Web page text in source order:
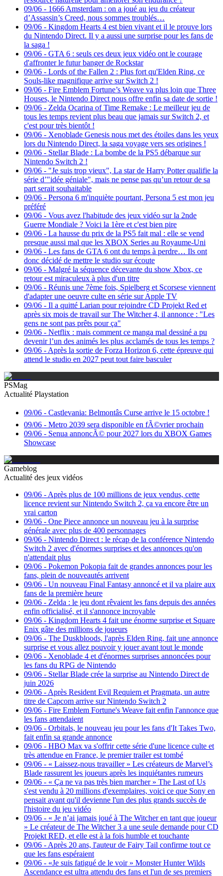
09/06 - 1666 Amsterdam : on a joué au jeu du créateur
d’Assassin’s Creed, nous sommes troublés…
09/06 - Kingdom Hearts 4 est bien vivant et il le prouve lors
du Nintendo Direct. Il y a aussi une surprise pour les fans de
la saga !
09/06 - GTA 6 : seuls ces deux jeux vidéo ont le courage
d'affronter le futur banger de Rockstar
09/06 - Lords of the Fallen 2 : Plus fort qu'Elden Ring, ce
Souls-like magnifique arrive sur Switch 2 !
09/06 - Fire Emblem Fortune’s Weave va plus loin que Three
Houses, le Nintendo Direct nous offre enfin sa date de sortie !
09/06 - Zelda Ocarina of Time Remake : Le meilleur jeu de
tous les temps revient plus beau que jamais sur Switch 2, et
c'est pour très bientôt !
09/06 - Xenoblade Genesis nous met des étoiles dans les yeux
lors du Nintendo Direct, la saga voyage vers ses origines !
09/06 - Stellar Blade : La bombe de la PS5 débarque sur
Nintendo Switch 2 !
09/06 - "Je suis trop vieux", La star de Harry Potter qualifie la
série d’"idée géniale", mais ne pense pas qu’un retour de sa
part serait souhaitable
09/06 - Persona 6 m'inquiète pourtant, Persona 5 est mon jeu
préféré
09/06 - Vous avez l'habitude des jeux vidéo sur la 2nde
Guerre Mondiale ? Voici la 1ère et c'est bien pire
09/06 - La hausse du prix de la PS5 fait mal : elle se vend
presque aussi mal que les XBOX Series au Royaume-Uni
09/06 - Les fans de GTA 6 ont du temps à perdre… Ils ont
donc décidé de mettre le studio sur écoute
09/06 - Malgré la séquence décevante du show Xbox, ce
retour est miraculeux à plus d'un titre
09/06 - Réunis une 7ème fois, Spielberg et Scorsese viennent
d'adapter une oeuvre culte en série sur Apple TV
09/06 - Il a quitté Larian pour rejoindre CD Projekt Red et
après six mois de travail sur The Witcher 4, il annonce : "Les
gens ne sont pas prêts pour ça"
09/06 - Netflix : mais comment ce manga mal dessiné a pu
devenir l’un des animés les plus acclamés de tous les temps ?
09/06 - Après la sortie de Forza Horizon 6, cette épreuve qui
attend le studio en 2027 peut tout faire basculer
PSMag
Actualité Playstation
09/06 - Castlevania: Belmontâs Curse arrive le 15 octobre !
09/06 - Metro 2039 sera disponible en fÃ©vrier prochain
09/06 - Senua annoncÃ© pour 2027 lors du XBOX Games
Showcase
Gameblog
Actualité des jeux vidéos
09/06 - Après plus de 100 millions de jeux vendus, cette
licence revient sur Nintendo Switch 2, ça va encore être un
vrai carton
09/06 - One Piece annonce un nouveau jeu à la surprise
générale avec plus de 400 personnages
09/06 - Nintendo Direct : le récap de la conférence Nintendo
Switch 2 avec d'énormes surprises et des annonces qu'on
n'attendait plus
09/06 - Pokemon Pokopia fait de grandes annonces pour les
fans, plein de nouveautés arrivent
09/06 - Un nouveau Final Fantasy annoncé et il va plaire aux
fans de la première heure
09/06 - Zelda : le jeu dont rêvaient les fans depuis des années
enfin officialisé, et il s'annonce incroyable
09/06 - Kingdom Hearts 4 fait une énorme surprise et Square
Enix gâte des millions de joueurs
09/06 - The Duskbloods, l'après Elden Ring, fait une annonce
surprise et vous allez pouvoir y jouer avant tout le monde
09/06 - Xenoblade 4 et d'énormes surprises annoncées pour
les fans du RPG de Nintendo
09/06 - Stellar Blade crée la surprise au Nintendo Direct de
juin 2026
09/06 - Après Resident Evil Requiem et Pragmata, un autre
titre de Capcom arrive sur Nintendo Switch 2
09/06 - Fire Emblem Fortune's Weave fait enfin l'annonce que
les fans attendaient
09/06 - Orbitals, le nouveau jeu pour les fans d'It Takes Two,
fait enfin sa grande annonce
09/06 - HBO Max va s'offrir cette série d'une licence culte et
très attendue en France, le premier trailer est tombé
09/06 - « Laissez-nous travailler » Les créateurs de Marvel’s
Blade rassurent les joueurs après les inquiétantes rumeurs
09/06 - « Ça ne va pas très bien marcher » The Last of Us
s'est vendu à 20 millions d'exemplaires, voici ce que Sony en
pensait avant qu'il devienne l'un des plus grands succès de
l'histoire du jeu vidéo
09/06 - « Je n’ai jamais joué à The Witcher en tant que joueur
» Le créateur de The Witcher 3 a une seule demande pour CD
Projekt RED, et elle est à la fois humble et touchante
09/06 - Après 20 ans, l'auteur de Fairy Tail confirme tout ce
que les fans espéraient
09/06 - «Je suis fatigué de le voir » Monster Hunter Wilds
Ascendance est ultra attendu des fans et l'un de ses premiers